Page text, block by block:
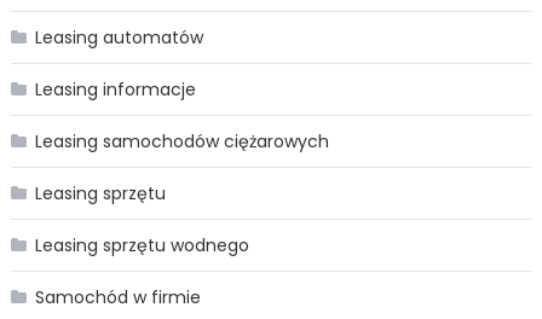
Leasing automatów
Leasing informacje
Leasing samochodów ciężarowych
Leasing sprzętu
Leasing sprzętu wodnego
Samochód w firmie